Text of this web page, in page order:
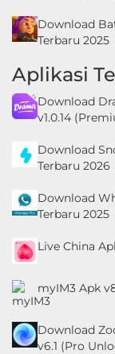
Download
Terbaru 2025
Aplikasi
Download
v1.0.14
Download
Terbaru 2026
Download
Terbaru 2025
Live China
myIM3 Apk
Download
v6.1 (Pro